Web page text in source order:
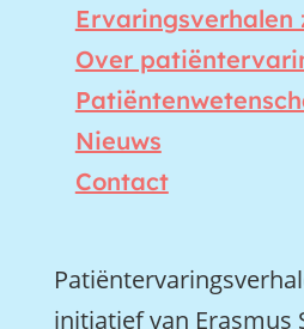
Ervaringsverhalen
Over
Nieuws
Contact
initiatief van Erasmus